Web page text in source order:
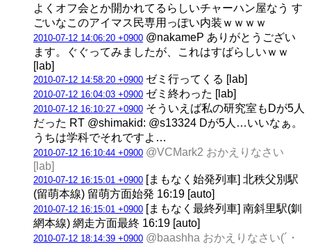
よくオフ会とか開かれてるらしいチャーハン屋なう す
ごいなこのアイマス民専用っぽい内装ｗｗｗｗ
2010-07-12 14:06:20 +0900 @nakameP ありがとうござい
ます。ぐぐってみましたが、これはすばらしいｗｗ
[lab]
2010-07-12 14:58:20 +0900 ゼミ行ってくる [lab]
2010-07-12 16:04:03 +0900 ゼミ終わった [lab]
2010-07-12 16:10:27 +0900 そういえば私の研究室もDが5人
だった RT @shimakid: @s13324 Dが5人…いいなぁ。
うちは学科でそれですよ…
2010-07-12 16:10:44 +0900 @VCMark2 おかえりなさい
[lab]
2010-07-12 16:15:01 +0900 [まもなく始発列車] 北秩父別駅
(留萌本線) 留萌方面始発 16:19 [auto]
2010-07-12 16:15:01 +0900 [まもなく最終列車] 南斜里駅(釧
網本線) 網走方面最終 16:19 [auto]
2010-07-12 18:14:39 +0900 @baashha おかえりなさい(´・